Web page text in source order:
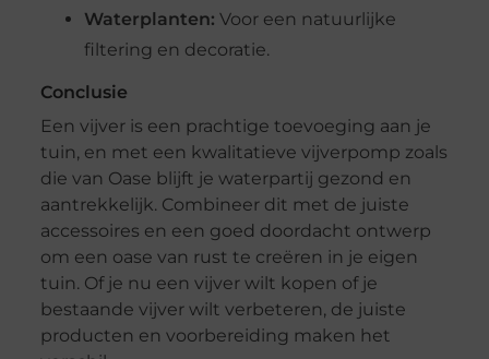
Waterplanten: Voor een natuurlijke
filtering en decoratie.
Conclusie
Een vijver is een prachtige toevoeging aan je
tuin, en met een kwalitatieve vijverpomp zoals
die van Oase blijft je waterpartij gezond en
aantrekkelijk. Combineer dit met de juiste
accessoires en een goed doordacht ontwerp
om een oase van rust te creëren in je eigen
tuin. Of je nu een vijver wilt kopen of je
bestaande vijver wilt verbeteren, de juiste
producten en voorbereiding maken het